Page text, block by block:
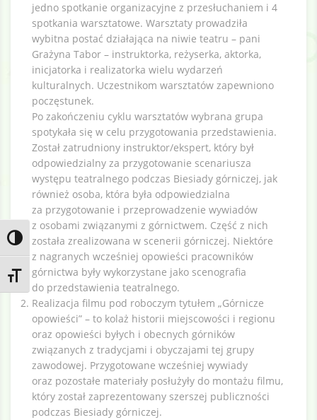
Toggle High Contrast
Toggle Font size
jedno spotkanie organizacyjne z przesłuchaniem i 4
spotkania warsztatowe. Warsztaty prowadziła
wybitna postać działająca na niwie teatru – pani
Grażyna Tabor – instruktorka, reżyserka, aktorka,
inicjatorka i realizatorka wielu wydarzeń
kulturalnych. Uczestnikom warsztatów zapewniono
poczęstunek.
Po zakończeniu cyklu warsztatów wybrana grupa
spotykała się w celu przygotowania przedstawienia.
Został zatrudniony instruktor/ekspert, który był
odpowiedzialny za przygotowanie scenariusza
występu teatralnego podczas Biesiady górniczej, jak
również osoba, która była odpowiedzialna
za przygotowanie i przeprowadzenie wywiadów
z osobami związanymi z górnictwem. Część z nich
została zrealizowana w scenerii górniczej. Niektóre
z nagranych wcześniej opowieści pracowników
górnictwa były wykorzystane jako scenografia
do przedstawienia teatralnego.
Realizacja filmu pod roboczym tytułem „Górnicze
opowieści” – to kolaż historii miejscowości i regionu
oraz opowieści byłych i obecnych górników
związanych z tradycjami i obyczajami tej grupy
zawodowej. Przygotowane wcześniej wywiady
oraz pozostałe materiały posłużyły do montażu filmu,
który został zaprezentowany szerszej publiczności
podczas Biesiady górniczej.